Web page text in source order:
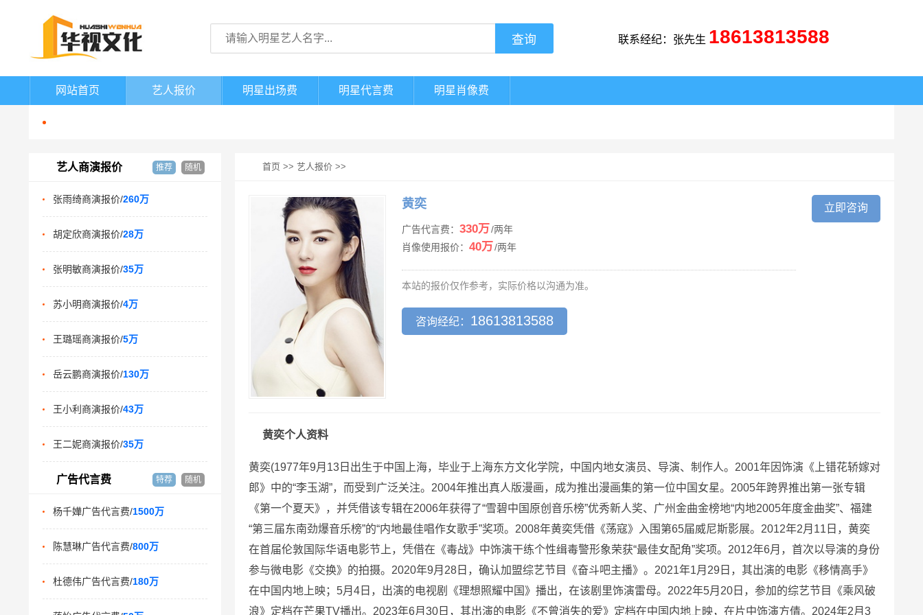
联系经纪：张先生 18613813588
网站首页 艺人报价 明星出场费 明星代言费 明星肖像费
艺人商演报价 推荐 随机
张雨绮商演报价/260万
胡定欣商演报价/28万
张明敏商演报价/35万
苏小明商演报价/4万
王璐瑶商演报价/5万
岳云鹏商演报价/130万
王小利商演报价/43万
王二妮商演报价/35万
广告代言费 特荐 随机
杨千嬅广告代言费/1500万
陈慧琳广告代言费/800万
杜德伟广告代言费/180万
首页 >> 艺人报价 >>
黄奕
广告代言费： 330万/两年
肖像使用报价： 40万/两年
本站的报价仅作参考，实际价格以沟通为准。
咨询经纪： 18613813588
立即咨询
黄奕个人资料
黄奕(1977年9月13日出生于中国上海，毕业于上海东方文化学院，中国内地女演员、导演、制作人。2001年因饰演《上错花轿嫁对
郎》中的“李玉湖”，而受到广泛关注。2004年推出真人版漫画，成为推出漫画集的第一位中国女星。2005年跨界推出第一张专辑
《第一个夏天》，并凭借该专辑在2006年获得了“雪碧中国原创音乐榜”优秀新人奖、广州金曲金榜地“内地2005年度金曲奖”、福建
“第三届东南劲爆音乐榜”的“内地最佳唱作女歌手”奖项。2008年黄奕凭借《荡寇》入围第65届威尼斯影展。2012年2月11日，黄奕
在首届伦敦国际华语电影节上，凭借在《毒战》中饰演干练个性缉毒警形象荣获“最佳女配角”奖项。2012年6月，首次以导演的身份
参与微电影《交换》的拍摄。2020年9月28日，确认加盟综艺节目《奋斗吧主播》。2021年1月29日，其出演的电影《移情高手》
在中国内地上映；5月4日，出演的电视剧《理想照耀中国》播出，在该剧里饰演雷母。2022年5月20日，参加的综艺节目《乘风破
浪》定档在芒果TV播出。2023年6月30日，其出演的电影《不曾消失的爱》定档在中国内地上映，在片中饰演方倩。2024年2月3